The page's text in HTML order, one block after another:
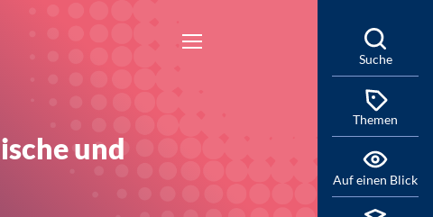
und
Suche
Themen
Auf einen Blick